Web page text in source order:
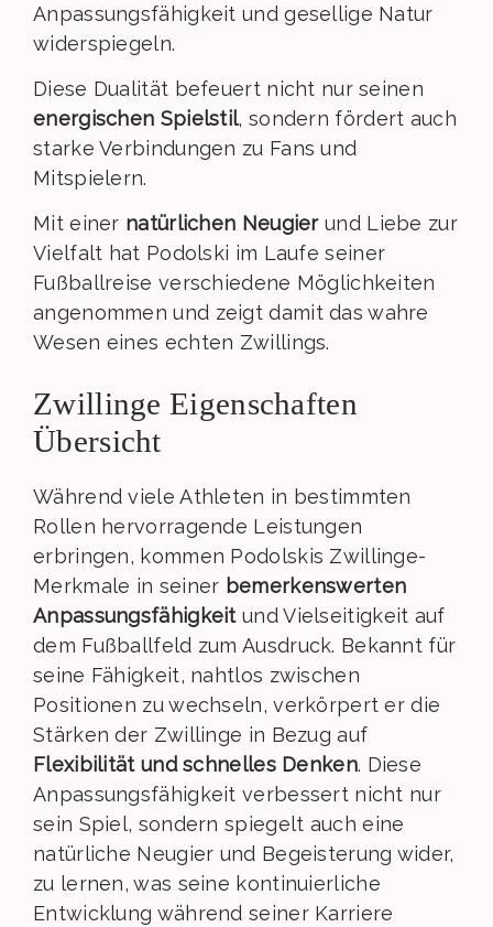
Anpassungsfähigkeit und gesellige Natur
widerspiegeln.
Diese Dualität befeuert nicht nur seinen
energischen Spielstil, sondern fördert auch
starke Verbindungen zu Fans und
Mitspielern.
Mit einer natürlichen Neugierund Liebe zur
Vielfalt hat Podolski im Laufe seiner
Fußballreise verschiedene Möglichkeiten
angenommen und zeigt damit das wahre
Wesen eines echten Zwillings.
Zwillinge Eigenschaften
Übersicht
Während viele Athleten in bestimmten
Rollen hervorragende Leistungen
erbringen, kommen Podolskis Zwillinge-
Merkmale in seiner bemerkenswerten
Anpassungsfähigkeitund Vielseitigkeit auf
dem Fußballfeld zum Ausdruck. Bekannt für
seine Fähigkeit, nahtlos zwischen
Positionen zu wechseln, verkörpert er die
Stärken der Zwillinge in Bezug auf
Flexibilität und schnelles Denken. Diese
Anpassungsfähigkeit verbessert nicht nur
sein Spiel, sondern spiegelt auch eine
natürliche Neugier und Begeisterung wider,
zu lernen, was seine kontinuierliche
Entwicklung während seiner Karriere